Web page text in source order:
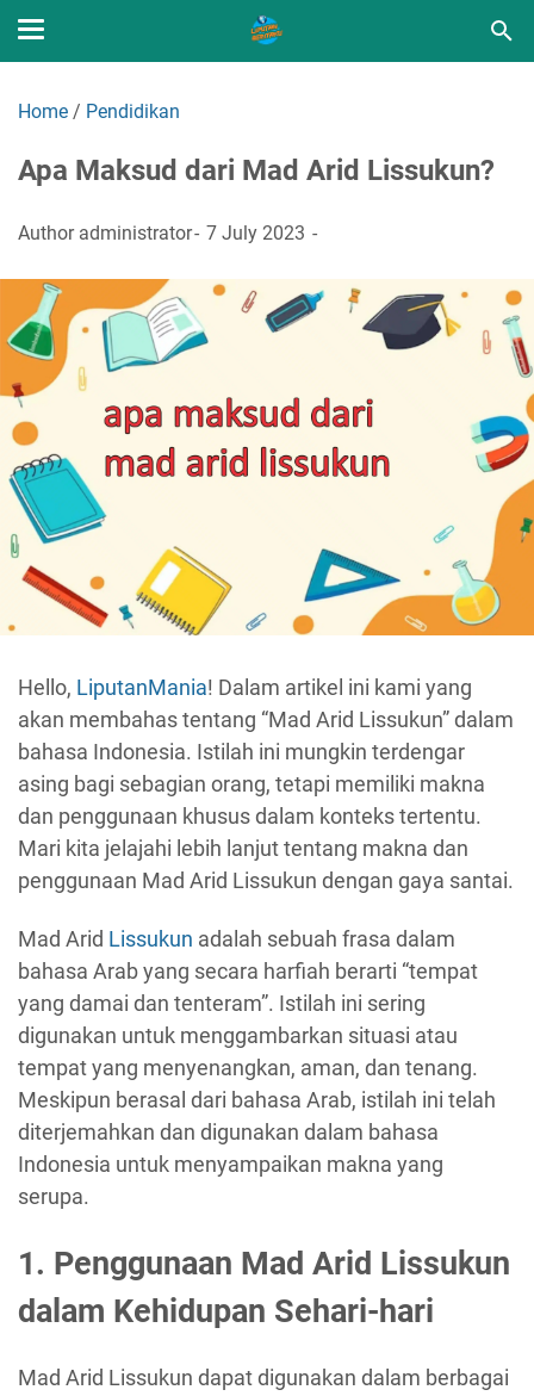
Home / Pendidikan
Apa Maksud dari Mad Arid Lissukun?
Author administrator 7 July 2023
Hello, LiputanMania! Dalam artikel ini kami yang
akan membahas tentang “Mad Arid Lissukun” dalam
bahasa Indonesia. Istilah ini mungkin terdengar
asing bagi sebagian orang, tetapi memiliki makna
dan penggunaan khusus dalam konteks tertentu.
Mari kita jelajahi lebih lanjut tentang makna dan
penggunaan Mad Arid Lissukun dengan gaya santai.
Mad Arid Lissukun adalah sebuah frasa dalam
bahasa Arab yang secara harfiah berarti “tempat
yang damai dan tenteram”. Istilah ini sering
digunakan untuk menggambarkan situasi atau
tempat yang menyenangkan, aman, dan tenang.
Meskipun berasal dari bahasa Arab, istilah ini telah
diterjemahkan dan digunakan dalam bahasa
Indonesia untuk menyampaikan makna yang
serupa.
1. Penggunaan Mad Arid Lissukun
dalam Kehidupan Sehari-hari
Mad Arid Lissukun dapat digunakan dalam berbagai